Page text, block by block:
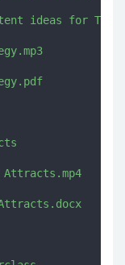
ideas for